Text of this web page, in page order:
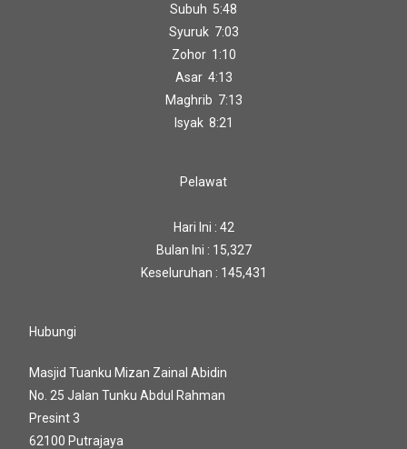
Subuh 5:48
Syuruk 7:03
Zohor 1:10
Asar 4:13
Maghrib 7:13
Isyak 8:21
Pelawat
Hari Ini : 42
Bulan Ini : 15,327
Keseluruhan : 145,431
Hubungi
Masjid Tuanku Mizan Zainal Abidin
No. 25 Jalan Tunku Abdul Rahman
Presint 3
62100 Putrajaya